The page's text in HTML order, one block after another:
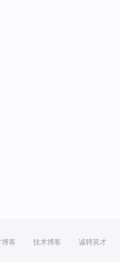
博客 技术博客 诚聘英才